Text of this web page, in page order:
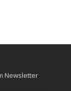
Newsletter